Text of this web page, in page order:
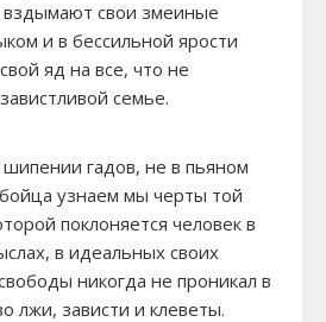
свои змеиные
и в бессильной ярости
яд на все, что не
семье.
гадов, не в пьяном
узнаем мы черты той
поклоняется человек в
в идеальных своих
никогда не проникал в
лжи, зависти и клеветы.